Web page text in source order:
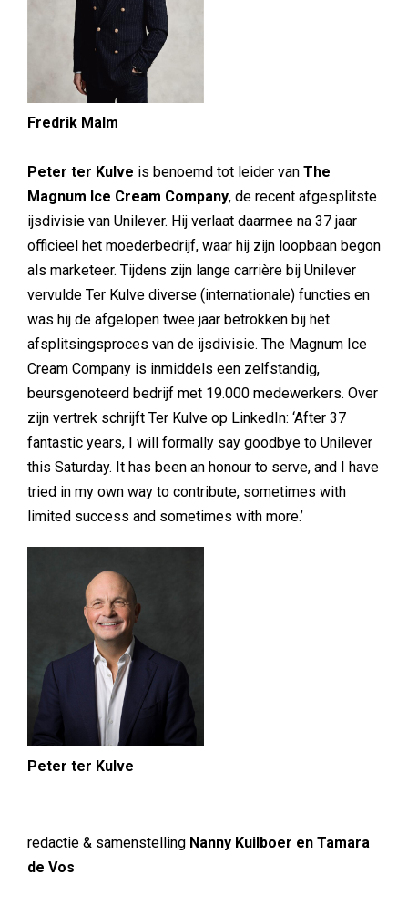
Fredrik Malm
Peter ter Kulve is benoemd tot leider van The
Magnum Ice Cream Company, de recent afgesplitste
ijsdivisie van Unilever. Hij verlaat daarmee na 37 jaar
officieel het moederbedrijf, waar hij zijn loopbaan begon
als marketeer. Tijdens zijn lange carrière bij Unilever
vervulde Ter Kulve diverse (internationale) functies en
was hij de afgelopen twee jaar betrokken bij het
afsplitsingsproces van de ijsdivisie. The Magnum Ice
Cream Company is inmiddels een zelfstandig,
beursgenoteerd bedrijf met 19.000 medewerkers. Over
zijn vertrek schrijft Ter Kulve op LinkedIn: ‘After 37
fantastic years, I will formally say goodbye to Unilever
this Saturday. It has been an honour to serve, and I have
tried in my own way to contribute, sometimes with
limited success and sometimes with more.’
Peter ter Kulve
redactie & samenstelling Nanny Kuilboer en Tamara
de Vos